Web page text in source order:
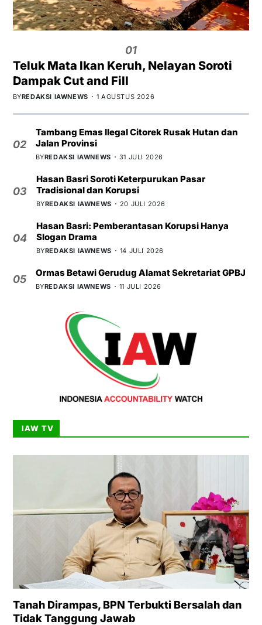
01
Teluk Mata Ikan Keruh, Nelayan Soroti
Dampak Cut and Fill
BYREDAKSI IAWNEWS 1 AGUSTUS 2026
02
Tambang Emas Ilegal Citorek Rusak Hutan dan
Jalan Provinsi
BYREDAKSI IAWNEWS 31 JULI 2026
03
Hasan Basri Soroti Keterpurukan Pasar
Tradisional dan Korupsi
BYREDAKSI IAWNEWS 20 JULI 2026
04
Hasan Basri: Pemberantasan Korupsi Hanya
Slogan Drama
BYREDAKSI IAWNEWS 14 JULI 2026
05
Ormas Betawi Gerudug Alamat Sekretariat GPBJ
BYREDAKSI IAWNEWS 11 JULI 2026
IAW TV
Tanah Dirampas, BPN Terbukti Bersalah dan
Tidak Tanggung Jawab